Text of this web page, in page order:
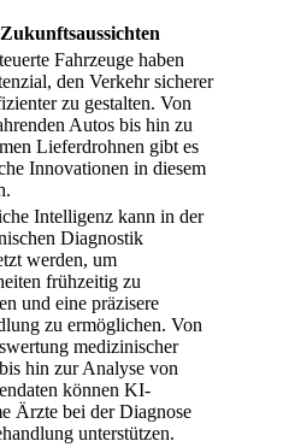
Zukunftsaussichten
Fahrzeuge haben
den Verkehr sicherer
zu gestalten. Von
Autos bis hin zu
Lieferdrohnen gibt es
Innovationen in diesem
Intelligenz kann in der
Diagnostik
werden, um
frühzeitig zu
und eine präzisere
zu ermöglichen. Von
medizinischer
hin zur Analyse von
können KI-
Ärzte bei der Diagnose
unterstützen.